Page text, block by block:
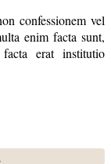
confessionem vel
enim facta sunt,
erat institutio